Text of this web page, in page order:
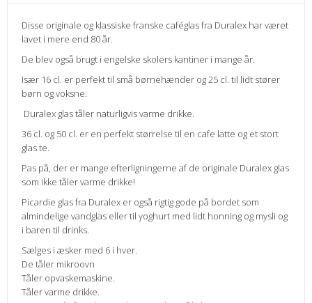
Disse originale og klassiske franske caféglas fra Duralex har været
lavet i mere end 80 år.
De blev også brugt i engelske skolers kantiner i mange år.
Især 16 cl. er perfekt til små børnehænder og 25 cl. til lidt stører
børn og voksne.
Duralex glas tåler naturligvis varme drikke.
36 cl. og 50 cl. er en perfekt størrelse til en cafe latte og et stort
glas te.
Pas på, der er mange efterligningerne af de originale Duralex glas
som ikke tåler varme drikke!
Picardie glas fra Duralex er også rigtig gode på bordet som
almindelige vandglas eller til yoghurt med lidt honning og mysli og
i baren til drinks.
Sælges i æsker med 6 i hver.
De tåler mikroovn
Tåler opvaskemaskine.
Tåler varme drikke.